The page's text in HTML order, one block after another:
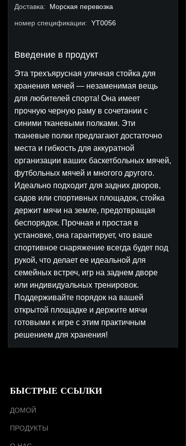
Доставка: Морская перевозка
номер спецификации: YT0056
Введение в продукт
Эта трехъярусная уличная стойка для
хранения мячей — незаменимая вещь
для любителей спорта! Она имеет
прочную черную раму в сочетании с
синими тканевыми полками. Эти
тканевые полки предлагают достаточно
места и гибкость для аккуратной
организации ваших баскетбольных мячей,
футбольных мячей и многого другого.
Идеально подходит для задних дворов,
садов или спортивных площадок, стойка
держит мячи на земле, предотвращая
беспорядок. Прочная и простая в
установке, она гарантирует, что ваше
спортивное снаряжение всегда будет под
рукой, что делает ее идеальной для
семейных встреч, игр на заднем дворе
или индивидуальных тренировок.
Поддерживайте порядок на вашей
открытой площадке и держите мячи
готовыми к игре с этим практичным
решением для хранения!
БЫСТРЫЕ ССЫЛКИ
ДОМОЙ
ПРОДУКТЫ